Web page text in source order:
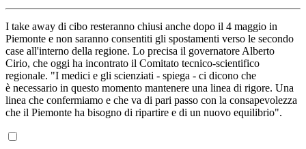
I take away di cibo resteranno chiusi anche dopo il 4 maggio in
Piemonte e non saranno consentiti gli spostamenti verso le secondo
case all'interno della regione. Lo precisa il governatore Alberto
Cirio, che oggi ha incontrato il Comitato tecnico-scientifico
regionale. "I medici e gli scienziati - spiega - ci dicono che
è necessario in questo momento mantenere una linea di rigore. Una
linea che confermiamo e che va di pari passo con la consapevolezza
che il Piemonte ha bisogno di ripartire e di un nuovo equilibrio".